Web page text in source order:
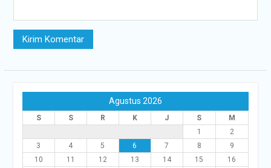
Agustus 2026
S S R K J S
M
1
2
3
4 5 6 7 8
9
10
11 12 13 14 15
16